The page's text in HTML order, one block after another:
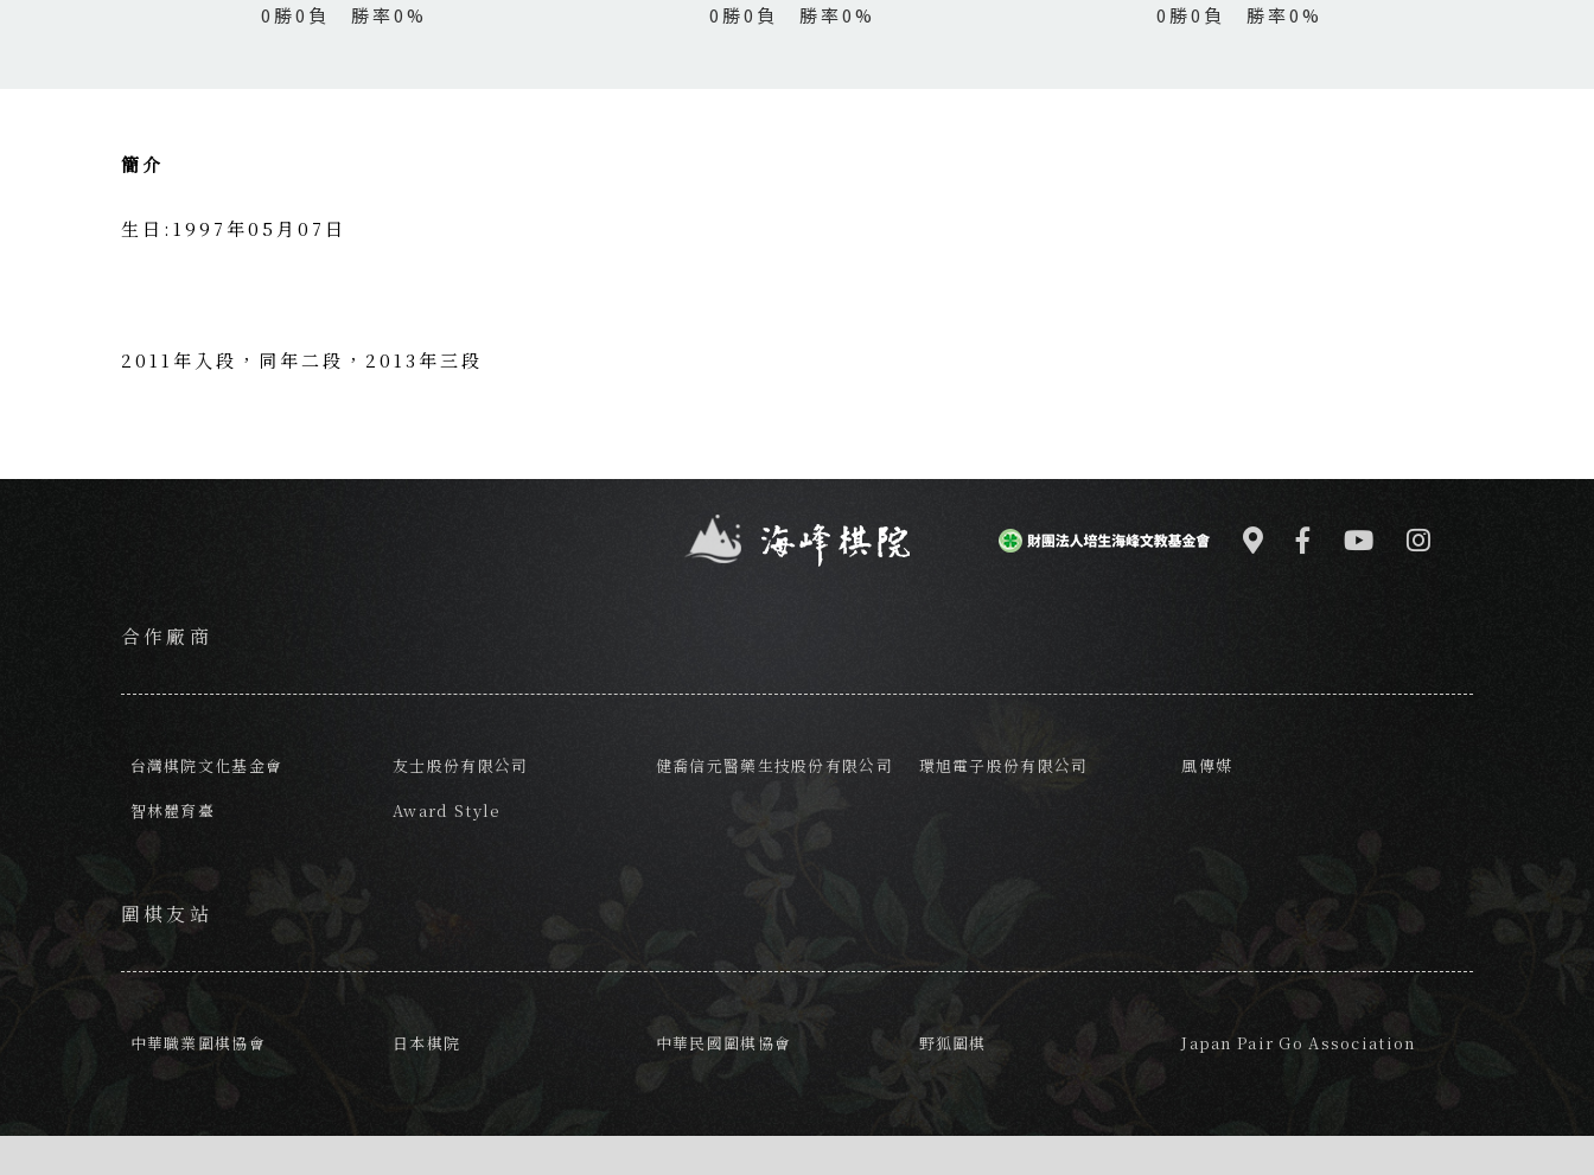
0勝0負 勝率0% 0勝0負 勝率0% 0勝0負 勝率0%
簡介
生日:1997年05月07日
2011年入段，同年二段，2013年三段
合作廠商
台灣棋院文化基金會 友士股份有限公司 健喬信元醫藥生技股份有限公司 環旭電子股份有限公司
風傳媒
智林體育臺
Award Style
圍棋友站
中華職業圍棋協會 日本棋院 中華民國圍棋協會 野狐圍棋 Japan Pair Go Association